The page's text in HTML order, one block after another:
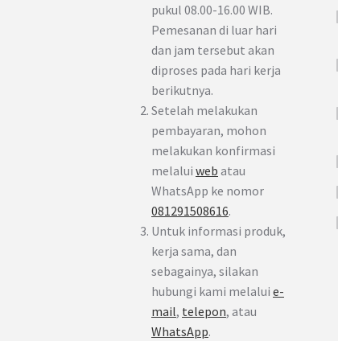
pukul 08.00-16.00 WIB.
Pemesanan di luar hari
dan jam tersebut akan
diproses pada hari kerja
berikutnya.
Setelah melakukan
pembayaran, mohon
melakukan konfirmasi
melaluiweb atau
WhatsApp ke nomor
081291508616.
Untuk informasi produk,
kerja sama, dan
sebagainya, silakan
hubungi kami melaluie-
mail, telepon, atau
WhatsApp.